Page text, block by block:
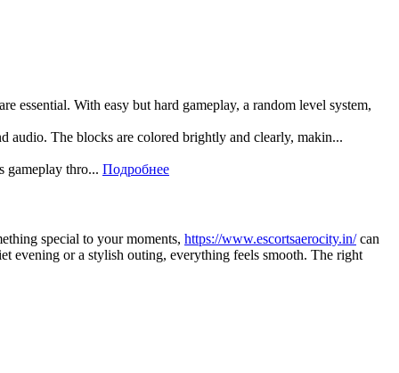
essential. With easy but hard gameplay, a random level system,
audio. The blocks are colored brightly and clearly, makin...
gameplay thro... Подробнее
special to your moments, https://www.escortsaerocity.in/can
evening or a stylish outing, everything feels smooth. The right